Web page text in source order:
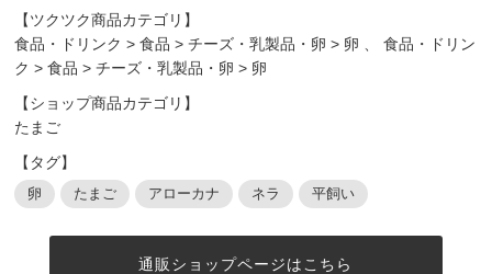
【ツクツク商品カテゴリ】
食品・ドリンク >食品 >チーズ・乳製品・卵 > 卵 、食品・ドリン
ク >食品 >チーズ・乳製品・卵 > 卵
【ショップ商品カテゴリ】
たまご
【タグ】
卵 たまご アローカナ ネラ 平飼い
通販ショップページはこちら